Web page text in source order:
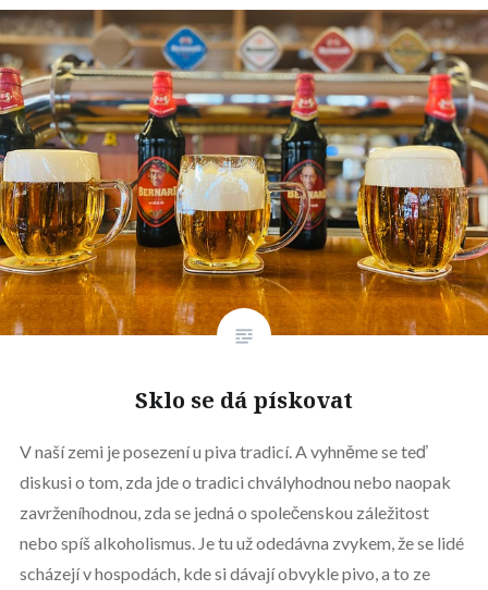
Sklo se dá pískovat
V naší zemi je posezení u piva tradicí. A vyhněme se teď
diskusi o tom, zda jde o tradici chvályhodnou nebo naopak
zavrženíhodnou, zda se jedná o společenskou záležitost
nebo spíš alkoholismus. Je tu už odedávna zvykem, že se lidé
scházejí v hospodách, kde si dávají obvykle pivo, a to ze